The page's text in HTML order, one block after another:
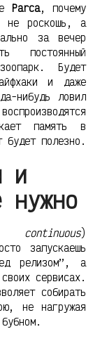
Parca, почему
не роскошь, а
за вечер
Будет
и даже
нибудь ловил
память в
будет полезно.
и
нужно
continuous)
запускаешь
релизом”, а
сервисах.
собирать
не нагружая